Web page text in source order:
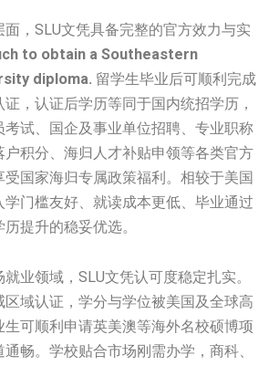
，SLU文凭具备完整的官方效力与实
to obtain a Southeastern
diploma. 留学生毕业后可顺利完成
，认证后学历等同于国内统招学历，
考试、国企及事业单位招聘、专业职称
户积分、海归人才补贴申领等各类官方
国家海归专属政策福利。相较于美国
门槛友好、就读成本更低、毕业通过
提升的稳妥优选。
业领域，SLU文凭认可度稳定扎实。
域认证，学分与学位被美国及全球高
可顺利申请英美澳等海外名校硕博项
畅。学校贴合市场刚需办学，商科、